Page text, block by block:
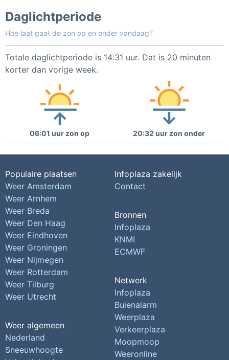
Daglichtperiode
Hoe laat gaat de zon op en onder vandaag?
Totale daglichtperiode is 14:31 uur. Dat is 20 minuten
korter dan vorige week.
06:01 uur zon op 20:32 uur zon onder
Populaire plaatsen
Weer Amsterdam
Weer Arnhem
Weer Breda
Weer Den Haag
Weer Eindhoven
Weer Groningen
Weer Nijmegen
Weer Rotterdam
Weer Tilburg
Weer Utrecht
Weer algemeen
Nederland
Sneeuwhoogte
Infoplaza zakelijk
Contact
Bronnen
Infoplaza
KNMI
ECMWF
Netwerk
Infoplaza
Buienalarm
Weerplaza
Verkeerplaza
Moopmoop
Weeronline